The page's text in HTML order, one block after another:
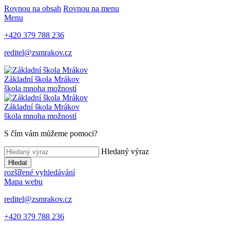
Rovnou na obsah Rovnou na menu
Menu
+420 379 788 236
reditel@zsmrakov.cz
Základní škola Mrákov
škola mnoha možností
Základní škola Mrákov
škola mnoha možností
S čím vám můžeme pomoci?
Hledaný výraz
Hledat
rozšířené vyhledávání
Mapa webu
reditel@zsmrakov.cz
+420 379 788 236